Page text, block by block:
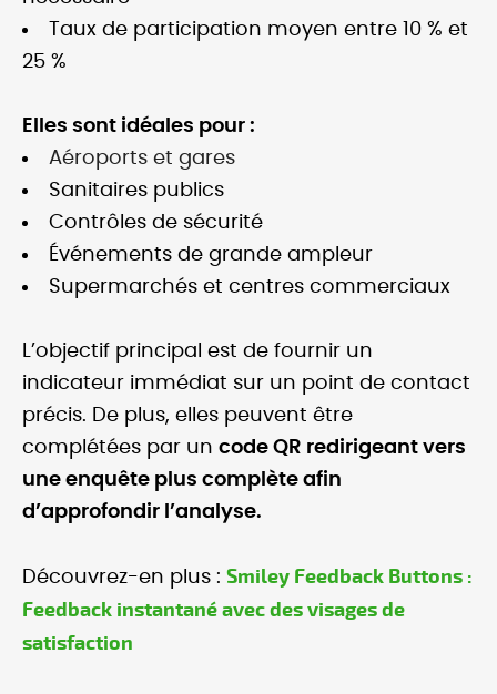
Taux de participation moyen entre 10 % et
25 %
Elles sont idéales pour :
Aéroports et gares
Sanitaires publics
Contrôles de sécurité
Événements de grande ampleur
Supermarchés et centres commerciaux
L’objectif principal est de fournir un
indicateur immédiat sur un point de contact
précis. De plus, elles peuvent être
complétées par un code QR redirigeant vers
une enquête plus complète afin
d’approfondir l’analyse.
Découvrez-en plus : Smiley Feedback Buttons :
Feedback instantané avec des visages de
satisfaction